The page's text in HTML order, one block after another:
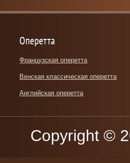
Оперетта
Французская оперетта
Венская классическая оперетта
Английская оперетта
Copyright ©